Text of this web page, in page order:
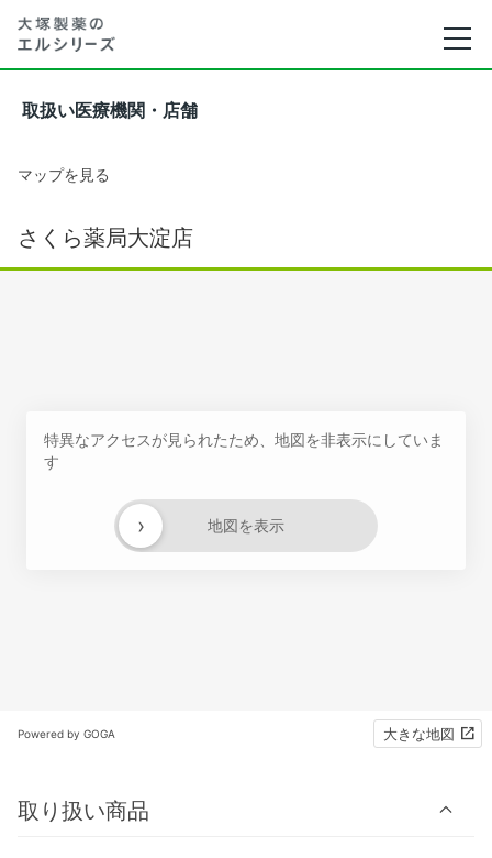
取扱い医療機関・店舗
マップを見る
さくら薬局大淀店
特異なアクセスが見られたため、地図を非表示にしていま
す
地図を表示
›
Powered by GOGA 大きな地図
取り扱い商品